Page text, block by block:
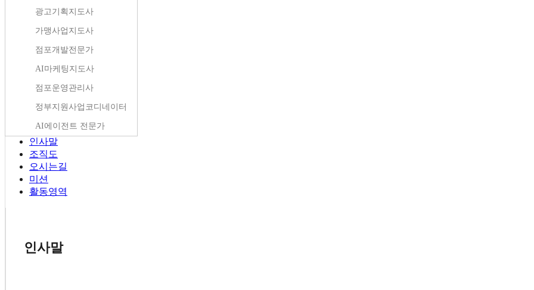
미션
활동영역
협회앨범
보도자료
협회 소식지
자격증시험일정
정책/칼럼
공식지정업체
성공사례
소상공인방송
수강후기
광고기획지도사
가맹사업지도사
점포개발전문가
AI마케팅지도사
점포운영관리사
정부지원사업코디네이터
AI에이전트 전문가
인사말
조직도
오시는길
미션
활동영역
인사말